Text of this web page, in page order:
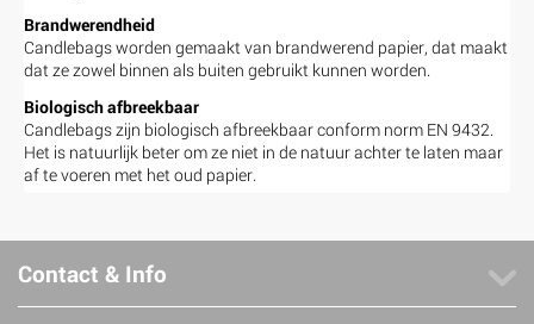
Brandwerendheid
Candlebags worden gemaakt van brandwerend papier, dat maakt
dat ze zowel binnen als buiten gebruikt kunnen worden.
Biologisch afbreekbaar
Candlebags zijn biologisch afbreekbaar conform norm EN 9432.
Het is natuurlijk beter om ze niet in de natuur achter te laten maar
af te voeren met het oud papier.
Contact & Info